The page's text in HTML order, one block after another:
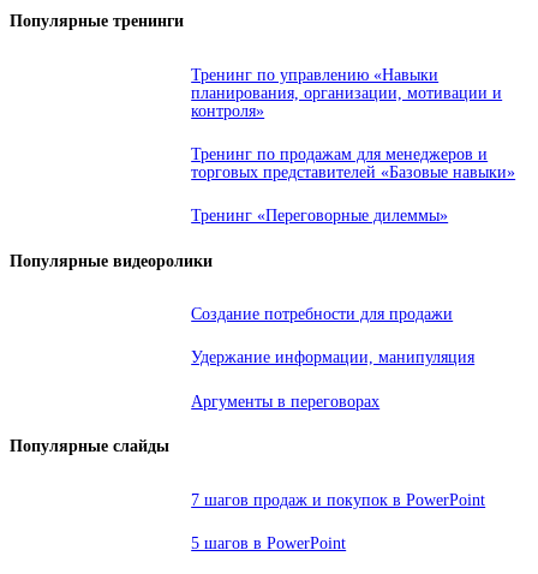
Популярные тренинги
Тренинг по управлению «Навыки
планирования, организации, мотивации и
контроля»
Тренинг по продажам для менеджеров и
торговых представителей «Базовые навыки»
Тренинг «Переговорные дилеммы»
Популярные видеоролики
Создание потребности для продажи
Удержание информации, манипуляция
Аргументы в переговорах
Популярные слайды
7 шагов продаж и покупок в PowerPoint
5 шагов в PowerPoint